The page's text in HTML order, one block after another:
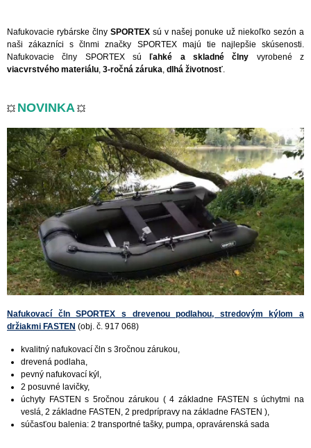
Nafukovacie rybárske člny SPORTEX sú v našej ponuke už niekoľko sezón a
naši zákazníci s člnmi značky SPORTEX majú tie najlepšie skúsenosti.
Nafukovacie člny SPORTEX sú ľahké a skladné člny vyrobené z
viacvrstvého materiálu, 3-ročná záruka, dlhá životnosť.
💥 NOVINKA 💥
Nafukovací čln SPORTEX s drevenou podlahou, stredovým kýlom a
držiakmi FASTEN (obj. č. 917 068)
kvalitný nafukovací čln s 3ročnou zárukou,
drevená podlaha,
pevný nafukovací kýl,
2 posuvné lavičky,
úchyty FASTEN s 5ročnou zárukou ( 4 základne FASTEN s úchytmi na
veslá, 2 základne FASTEN, 2 predprípravy na základne FASTEN ),
súčasťou balenia: 2 transportné tašky, pumpa, opravárenská sada